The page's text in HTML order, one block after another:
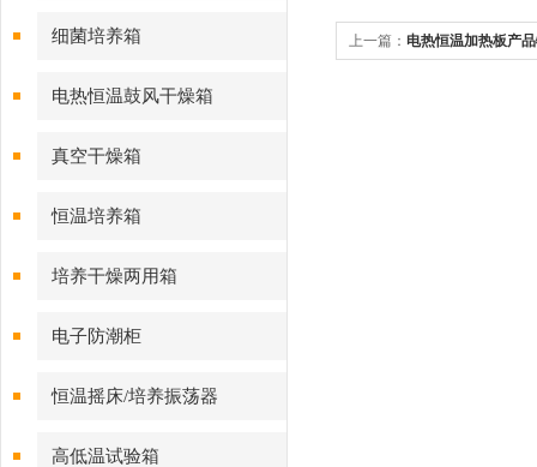
细菌培养箱
电热恒温鼓风干燥箱
真空干燥箱
恒温培养箱
培养干燥两用箱
电子防潮柜
恒温摇床/培养振荡器
高低温试验箱
上一篇： 电热恒温加热板产